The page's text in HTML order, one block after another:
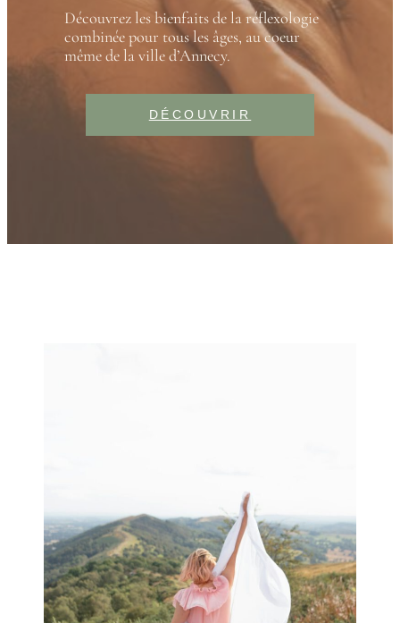
Découvrez les bienfaits de la réflexologie
combinée pour tous les âges, au coeur
même de la ville d’Annecy.
DÉCOUVRIR